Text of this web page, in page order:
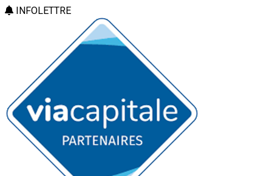
INFOLETTRE